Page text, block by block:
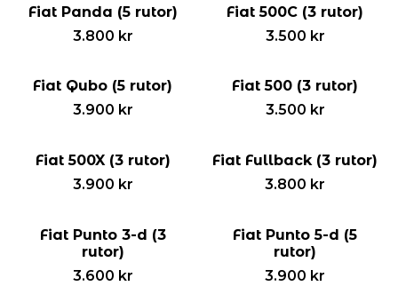
Fiat Panda (5 rutor)
3.800 kr
Fiat 500C (3 rutor)
3.500 kr
Fiat Qubo (5 rutor)
3.900 kr
Fiat 500 (3 rutor)
3.500 kr
Fiat 500X (3 rutor)
3.900 kr
Fiat Fullback (3 rutor)
3.800 kr
Fiat Punto 3-d (3
rutor)
3.600 kr
Fiat Punto 5-d (5
rutor)
3.900 kr